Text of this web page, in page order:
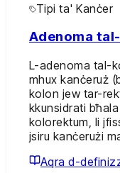
Tipi ta' Kanċer
Adenoma
L-adenoma tal-
mhux kanċeruż
kolon jew tar-
kkunsidrati
kolorektum, li
jsiru kanċerużi
Aqra d-